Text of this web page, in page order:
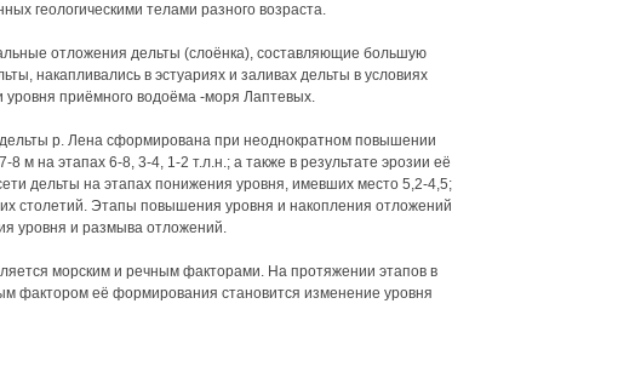
геологическими телами разного возраста.
отложения дельты (слоёнка), составляющие большую
накапливались в эстуариях и заливах дельты в условиях
приёмного водоёма -моря Лаптевых.
р. Лена сформирована при неоднократном повышении
м на этапах 6-8, 3-4, 1-2 т.л.н.; а также в результате эрозии её
дельты на этапах понижения уровня, имевших место 5,2-4,5;
столетий. Этапы повышения уровня и накопления отложений
уровня и размыва отложений.
морским и речным факторами. На протяжении этапов в
фактором её формирования становится изменение уровня